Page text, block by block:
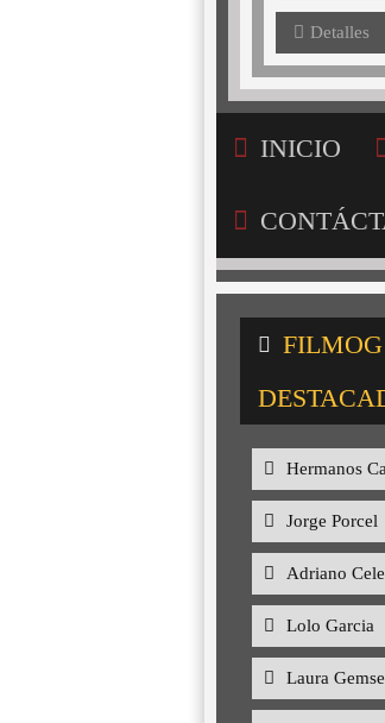
Detalles
INICIO
Hermanos
Jorge Porcel
Adriano
Lolo Garcia
Laura